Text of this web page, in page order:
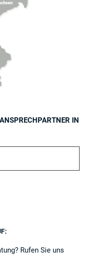
IN
Rufen Sie uns